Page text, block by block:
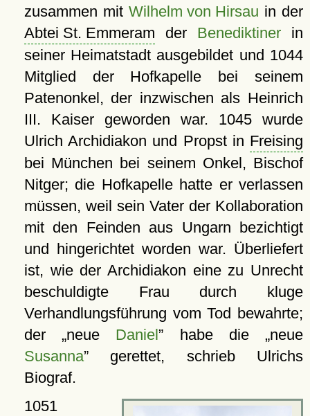
zusammen mit Wilhelm von Hirsau in der
Abtei St. Emmeram der Benediktinerin
seiner Heimatstadt ausgebildet und 1044
Mitglied der Hofkapelle bei seinem
Patenonkel, der inzwischen als Heinrich
III. Kaiser geworden war. 1045 wurde
Ulrich Archidiakon und Propst in Freising
bei München bei seinem Onkel, Bischof
Nitger; die Hofkapelle hatte er verlassen
müssen, weil sein Vater der Kollaboration
mit den Feinden aus Ungarn bezichtigt
und hingerichtet worden war. Überliefert
ist, wie der Archidiakon eine zu Unrecht
beschuldigte Frau durch kluge
Verhandlungsführung vom Tod bewahrte;
der neue Daniel habe die neue
Susanna gerettet, schrieb Ulrichs
Biograf.
1051